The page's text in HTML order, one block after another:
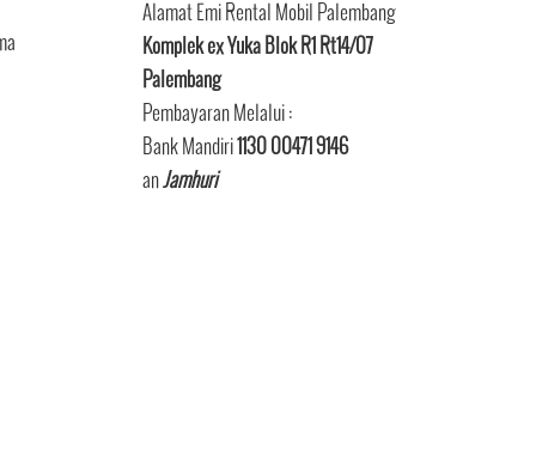
Alamat Emi Rental Mobil Palembang
Komplek ex Yuka Blok R1 Rt14/07
Palembang
Pembayaran Melalui :
Bank Mandiri1130 00471 9146
anJamhuri